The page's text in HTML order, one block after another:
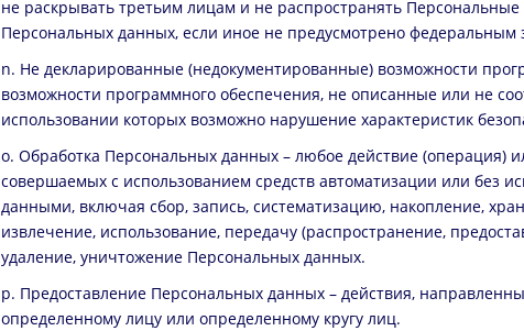
не раскрывать третьим лицам и не распространять Персональные
Персональных данных, если иное не предусмотрено федеральным
n. Не декларированные (недокументированные) возможности
возможности программного обеспечения, не описанные или не
использовании которых возможно нарушение характеристик
o. Обработка Персональных данных – любое действие (операция)
совершаемых с использованием средств автоматизации или без
данными, включая сбор, запись, систематизацию, накопление,
извлечение, использование, передачу (распространение,
удаление, уничтожение Персональных данных.
p. Предоставление Персональных данных – действия,
определенному лицу или определенному кругу лиц.